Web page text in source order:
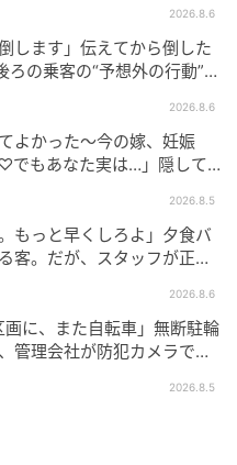
作品をもっとみる2026.8.6
します」伝えてから倒した
の乗客の“予想外の行動”に
2026.8.6
よかった〜今の嫁、妊娠
でもあなた実は…」隠して
2026.8.5
もっと早くしろよ」夕食バ
客。だが、スタッフが正論
2026.8.6
画に、また自転車」無断駐輪
管理会社が防犯カメラで特
2026.8.5